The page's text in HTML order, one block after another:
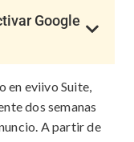
Google
en eviivo Suite,
dos semanas
A partir de